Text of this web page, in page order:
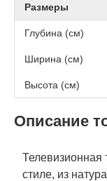
Размеры
Глубина (см)
Ширина (см)
Высота (см)
Описание
Телевизионная
стиле, из